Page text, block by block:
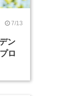
7/13
ン
ロ